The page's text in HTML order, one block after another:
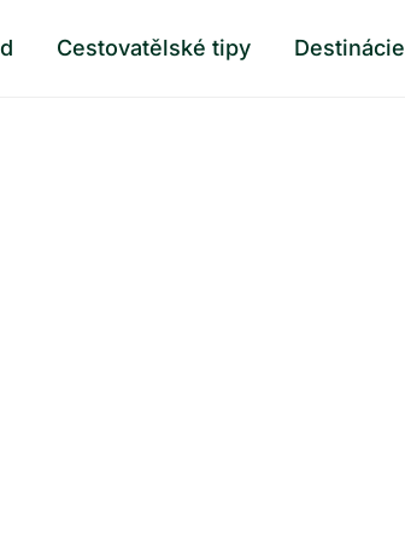
Cestovatělské tipy Destinácie